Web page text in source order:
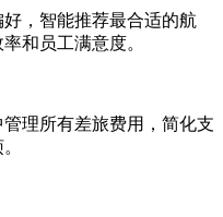
，智能推荐最合适的航
和员工满意度。
理所有差旅费用，简化支